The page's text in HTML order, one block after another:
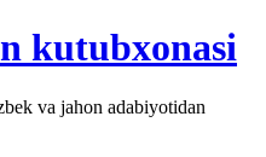
va jahon adabiyotidan